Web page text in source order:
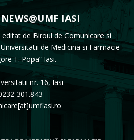
IASI
de Biroul de Comunicare si
de Medicina si Farmacie
T. Popa” Iasi.
nr. 16, Iasi
301.843